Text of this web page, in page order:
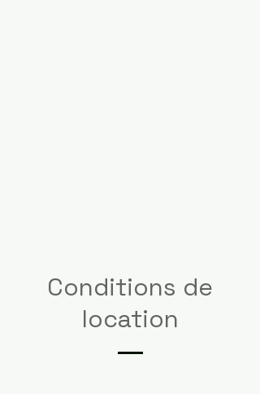
Conditions de
location